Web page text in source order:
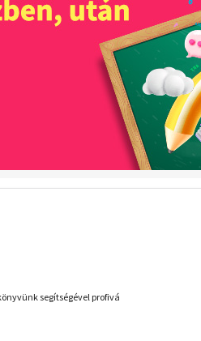
segítségével profivá